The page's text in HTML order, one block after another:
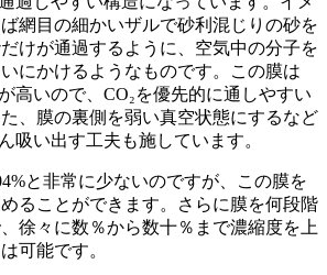
網目の細かいザルで砂利混じりの砂を
けが通過するように、空気中の分子を
にかけるようなものです。この膜は
高いので、CO₂を優先的に通しやすい
、膜の裏側を弱い真空状態にするなど
吸い出す工夫も施しています。
と非常に少ないのですが、この膜を
ることができます。さらに膜を何段階
徐々に数％から数十％まで濃縮度を上
可能です。